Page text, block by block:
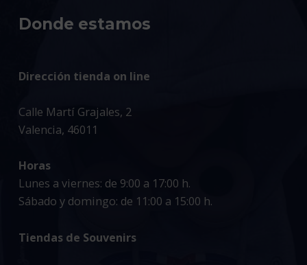
Donde estamos
Dirección tienda on line
Calle Martí Grajales, 2
Valencia, 46011
Horas
Lunes a viernes: de 9:00 a 17:00 h.
Sábado y domingo: de 11:00 a 15:00 h.
Tiendas de Souvenirs